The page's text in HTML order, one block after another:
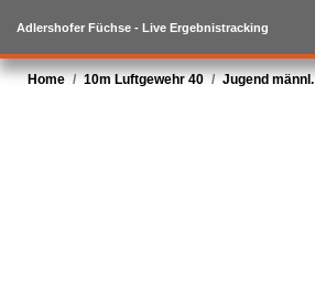
Adlershofer Füchse - Live Ergebnistracking
Home 10m Luftgewehr 40 Jugend männl.